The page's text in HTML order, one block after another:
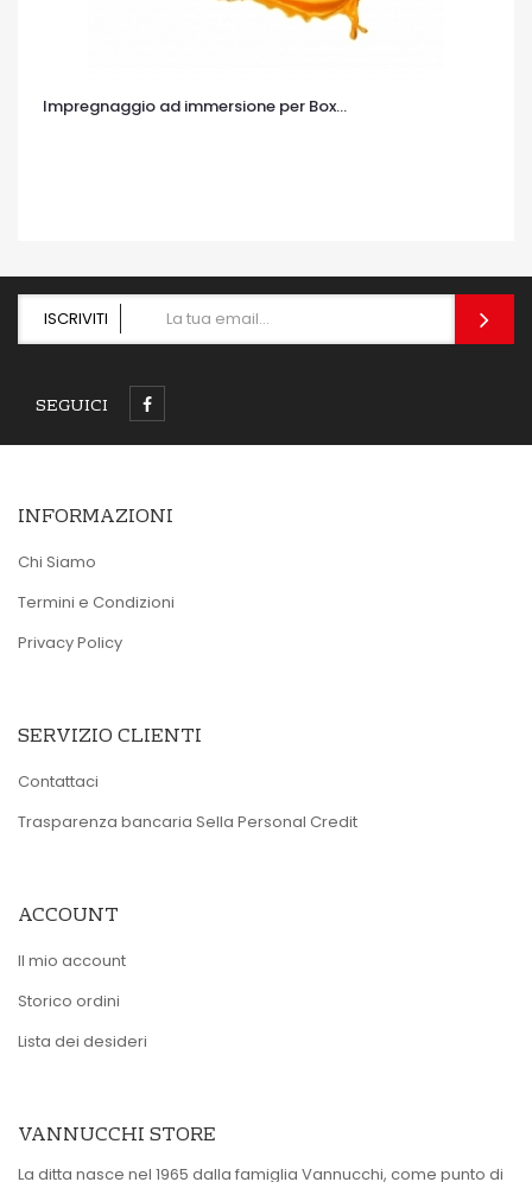
Impregnaggio ad immersione per Box...
ISCRIVITI
SEGUICI
INFORMAZIONI
Chi Siamo
Termini e Condizioni
Privacy Policy
SERVIZIO CLIENTI
Contattaci
Trasparenza bancaria Sella Personal Credit
ACCOUNT
Il mio account
Storico ordini
Lista dei desideri
VANNUCCHI STORE
La ditta nasce nel 1965 dalla famiglia Vannucchi, come punto di